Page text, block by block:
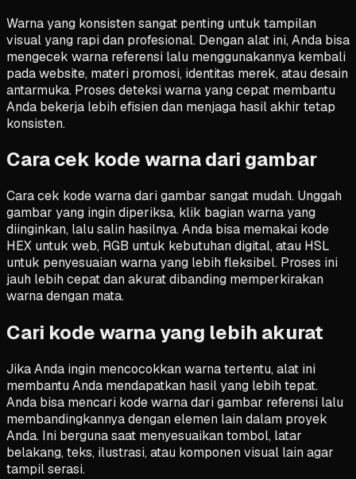
Warna yang konsisten sangat penting untuk tampilan
visual yang rapi dan profesional. Dengan alat ini, Anda bisa
mengecek warna referensi lalu menggunakannya kembali
pada website, materi promosi, identitas merek, atau desain
antarmuka. Proses deteksi warna yang cepat membantu
Anda bekerja lebih efisien dan menjaga hasil akhir tetap
konsisten.
Cara cek kode warna dari gambar
Cara cek kode warna dari gambar sangat mudah. Unggah
gambar yang ingin diperiksa, klik bagian warna yang
diinginkan, lalu salin hasilnya. Anda bisa memakai kode
HEX untuk web, RGB untuk kebutuhan digital, atau HSL
untuk penyesuaian warna yang lebih fleksibel. Proses ini
jauh lebih cepat dan akurat dibanding memperkirakan
warna dengan mata.
Cari kode warna yang lebih akurat
Jika Anda ingin mencocokkan warna tertentu, alat ini
membantu Anda mendapatkan hasil yang lebih tepat.
Anda bisa mencari kode warna dari gambar referensi lalu
membandingkannya dengan elemen lain dalam proyek
Anda. Ini berguna saat menyesuaikan tombol, latar
belakang, teks, ilustrasi, atau komponen visual lain agar
tampil serasi.